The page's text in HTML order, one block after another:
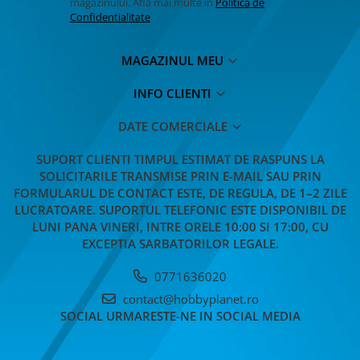
MACHETE MOTOCICLETE SI
Miniaturi Navale de Colectie
de Raliu la Diverse Scari
MACHETE VEHICULE INTERVENTIE
MINI DIORAME
Seturi HOTWHEELS
VITRINE, FIGURINE, ACCESORII
ACCESORII CARNAVAL
ACCESORII SI BIJUTERII CARNAVAL
Confidentialitate
MAGAZINUL MEU
INFO CLIENTI
DATE COMERCIALE
SUPORT CLIENTI TIMPUL ESTIMAT DE RASPUNS LA
SOLICITARILE TRANSMISE PRIN E-MAIL SAU PRIN
FORMULARUL DE CONTACT ESTE, DE REGULA, DE 1–2 ZILE
LUCRATOARE. SUPORTUL TELEFONIC ESTE DISPONIBIL DE
LUNI PANA VINERI, INTRE ORELE 10:00 SI 17:00, CU
EXCEPTIA SARBATORILOR LEGALE.
0771636020
contact@hobbyplanet.ro
SOCIAL URMARESTE-NE IN SOCIAL MEDIA